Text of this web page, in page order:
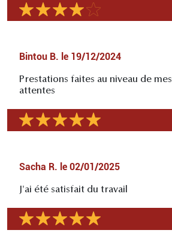
Bintou B. le 19/12/2024
Prestations faites au niveau de mes
attentes
Sacha R. le 02/01/2025
J'ai été satisfait du travail